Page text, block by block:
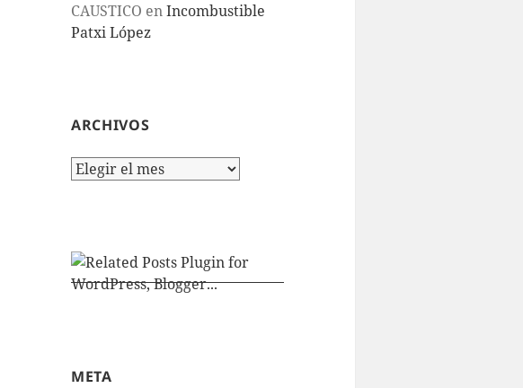
CAUSTICO enIncombustible
Patxi López
ARCHIVOS
Archivos
META